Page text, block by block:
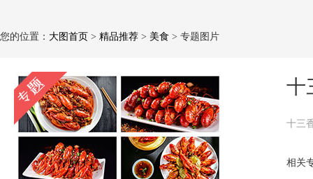
您的位置： 大图首页 > 精品推荐 > 美食 > 专题图片
十
十三
相关